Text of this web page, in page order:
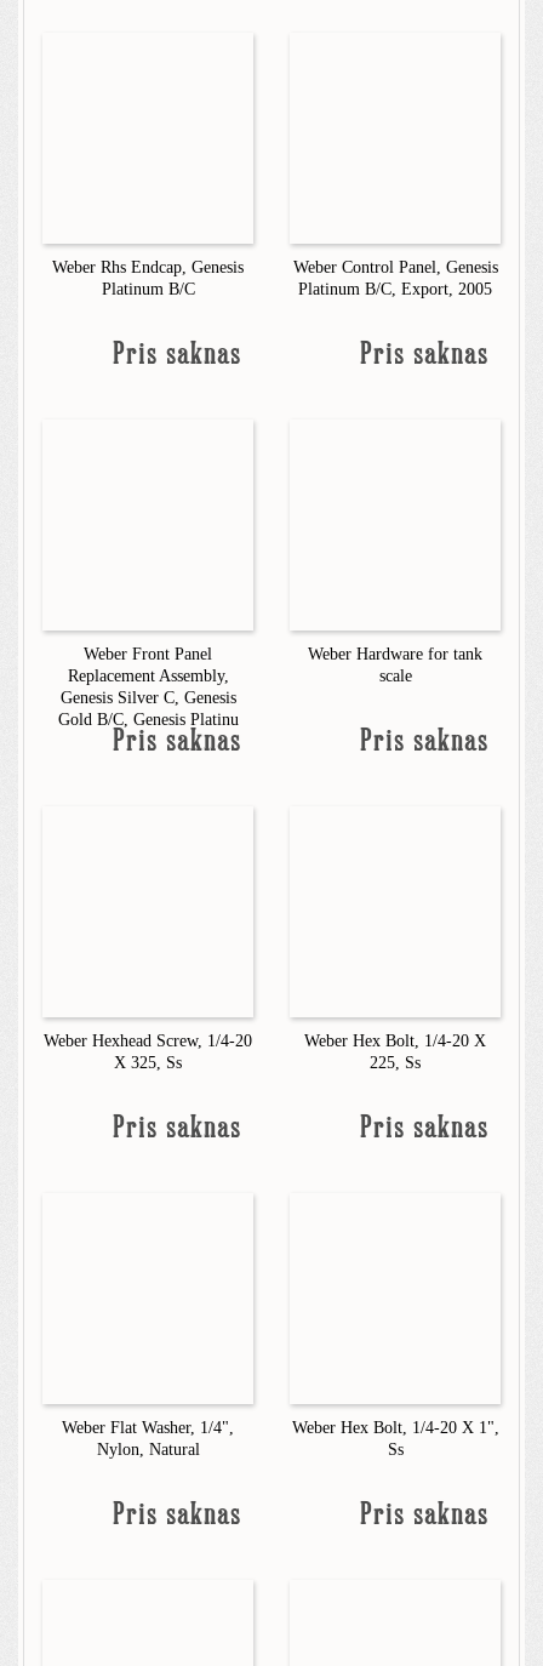
Weber Rhs Endcap, Genesis
Platinum B/C
Pris saknas
Weber Control Panel, Genesis
Platinum B/C, Export, 2005
Pris saknas
Weber Front Panel
Replacement Assembly,
Genesis Silver C, Genesis
Gold B/C, Genesis Platinu
Pris saknas
Weber Hardware for tank
scale
Pris saknas
Weber Hexhead Screw, 1/4-20
X 325, Ss
Pris saknas
Weber Hex Bolt, 1/4-20 X
225, Ss
Pris saknas
Weber Flat Washer, 1/4",
Nylon, Natural
Pris saknas
Weber Hex Bolt, 1/4-20 X 1",
Ss
Pris saknas